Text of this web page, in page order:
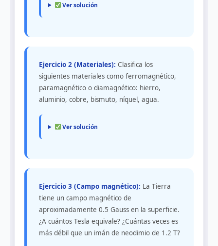
Ver solución
Ejercicio 2 (Materiales): Clasifica los
siguientes materiales como ferromagnético,
paramagnético o diamagnético: hierro,
aluminio, cobre, bismuto, níquel, agua.
Ver solución
Ejercicio 3 (Campo magnético): La Tierra
tiene un campo magnético de
aproximadamente 0.5 Gauss en la superficie.
¿A cuántos Tesla equivale? ¿Cuántas veces es
más débil que un imán de neodimio de 1.2 T?